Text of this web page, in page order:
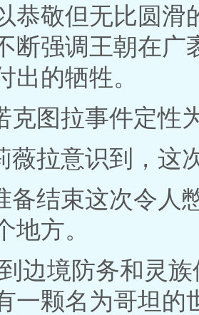
恭敬但无比圆
断强调王朝在广
出的牺牲。
克图拉事件定性
薇拉意识到，这
备结束这次令人
地方。
到边境防务和
一颗名为哥坦的